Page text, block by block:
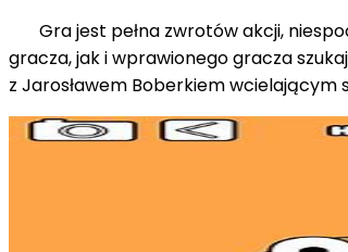
Gra jest pełna zwrotów akcji,
gracza, jak i wprawionego gracza
z Jarosławem Boberkiem wcielającym